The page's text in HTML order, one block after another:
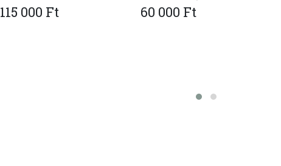
115 000 Ft
60 000 Ft